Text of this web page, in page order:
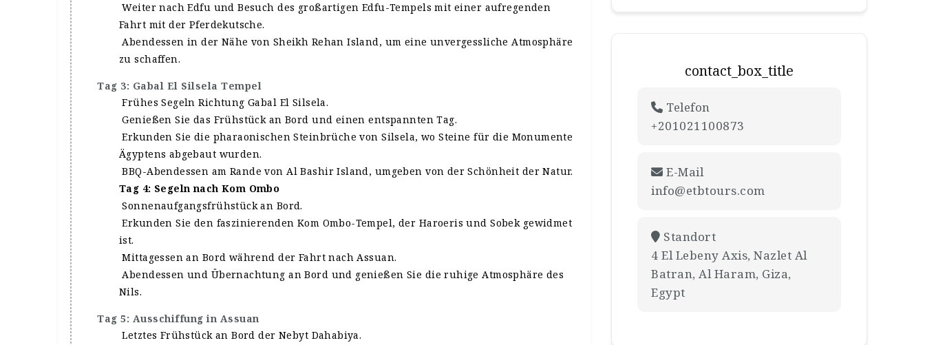
Weiter nach Edfu und Besuch des großartigen Edfu-Tempels mit einer aufregenden
Fahrt mit der Pferdekutsche.
Abendessen in der Nähe von Sheikh Rehan Island, um eine unvergessliche Atmosphäre
zu schaffen.
Tag 3: Gabal El Silsela Tempel
Frühes Segeln Richtung Gabal El Silsela.
Genießen Sie das Frühstück an Bord und einen entspannten Tag.
Erkunden Sie die pharaonischen Steinbrüche von Silsela, wo Steine für die Monumente
Ägyptens abgebaut wurden.
BBQ-Abendessen am Rande von Al Bashir Island, umgeben von der Schönheit der Natur.
Tag 4: Segeln nach Kom Ombo
Sonnenaufgangsfrühstück an Bord.
Erkunden Sie den faszinierenden Kom Ombo-Tempel, der Haroeris und Sobek gewidmet
ist.
Mittagessen an Bord während der Fahrt nach Assuan.
Abendessen und Übernachtung an Bord und genießen Sie die ruhige Atmosphäre des
Nils.
Tag 5: Ausschiffung in Assuan
Letztes Frühstück an Bord der Nebyt Dahabiya.
contact_box_title
Telefon
+201021100873
E-Mail
info@etbtours.com
Standort
4 El Lebeny Axis, Nazlet Al
Batran, Al Haram, Giza,
Egypt